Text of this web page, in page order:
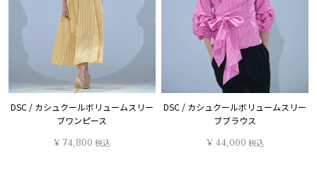
DSC / カシュクールボリュームスリー
ブワンピース
¥74,800 税込
DSC / カシュクールボリュームスリー
ブブラウス
¥ 44,000 税込